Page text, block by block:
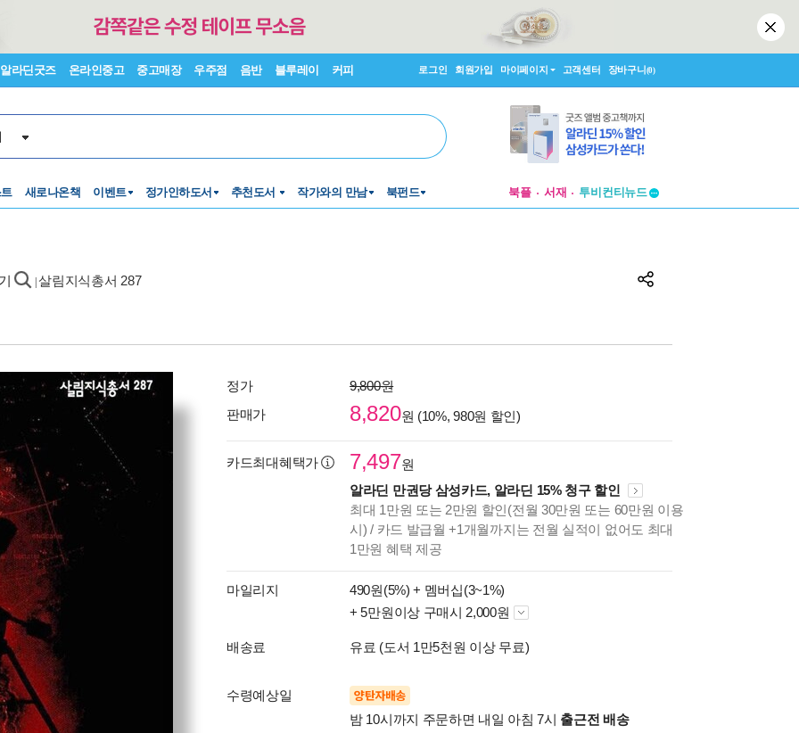
알라딘굿즈 온라인중고 중고매장 우주점 음반 블루레이 커피 로그인 회원가입 마이페이지 고객센터 장바구니(0)
새로나온책 이벤트 정가인하도서 추천도서 작가와의 만남 북펀드 북플 서재
|살림지식총서 287
정가
9,800원
판매가
8,820원 (10%, 980원 할인)
카드최대혜택가 7,497원
알라딘 만권당 삼성카드, 알라딘 15% 청구 할인
최대 1만원 또는 2만원 할인(전월 30만원 또는 60만원 이용
시) / 카드 발급월 +1개월까지는 전월 실적이 없어도 최대
1만원 혜택 제공
마일리지 490원(5%) + 멤버십(3~1%)
+ 5만원이상 구매시 2,000원
배송료 유료 (도서 1만5천원 이상 무료)
수령예상일 양탄자배송
밤 10시까지 주문하면 내일 아침 7시 출근전 배송